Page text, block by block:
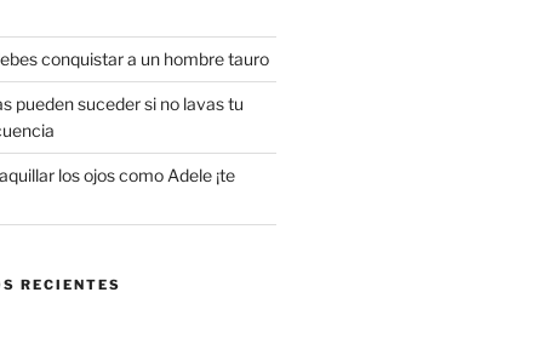
conquistar a un hombre tauro
pueden suceder si no lavas tu
los ojos como Adele ¡te
RECIENTES